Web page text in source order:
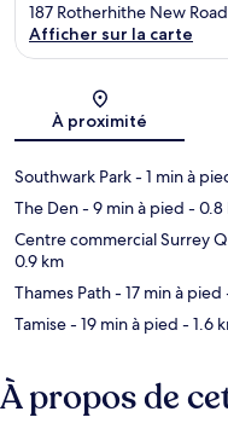
187 Rotherhithe New
Afficher sur la carte
À proximité
Southwark Park- 1 min à
The Den- 9 min à pied - 0.8
Centre commercial Surrey
0.9 km
Thames Path- 17 min à pied
Tamise- 19 min à pied - 1.6
À propos de